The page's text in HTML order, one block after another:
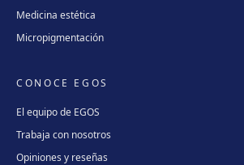
Medicina estética
Micropigmentación
CONOCE EGOS
El equipo de EGOS
Trabaja con nosotros
Opiniones y reseñas